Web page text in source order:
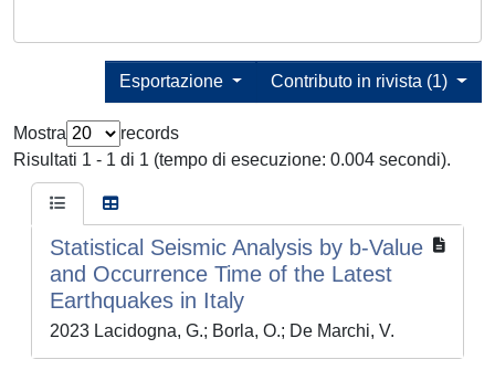
Contributo in rivista (1)
Esportazione
Mostra
records
Risultati 1 - 1 di 1 (tempo di esecuzione: 0.004 secondi).
Statistical Seismic Analysis by b-Value
and Occurrence Time of the Latest
Earthquakes in Italy
2023 Lacidogna, G.; Borla, O.; De Marchi, V.